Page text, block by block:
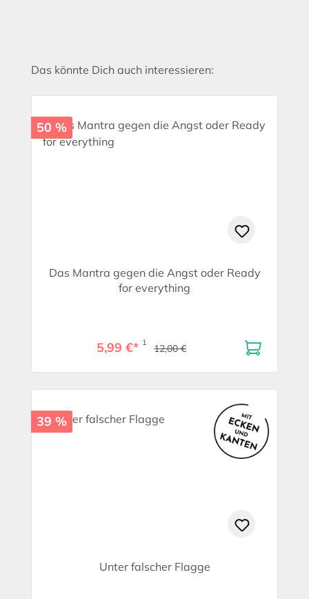
Produktgalerie überspringen
Das könnte Dich auch interessieren:
50 %
Das Mantra gegen die Angst oder Ready
for everything
5,99 €* 1 12,00 €
39 %
Unter falscher Flagge